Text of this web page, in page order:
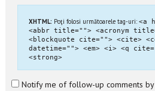
XHTML: Poţi folosi următoarele tag-uri: <a
<abbr title=""> <acronym
<blockquote cite=""> <cite>
datetime=""> <em> <i> <q
<strong>
Notify me of follow-up comments by